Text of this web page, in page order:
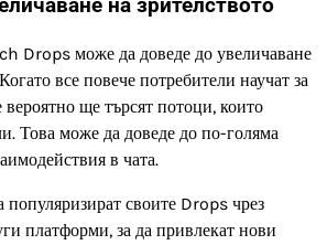
на зрителството
Drops може да доведе до увеличаване
все повече потребители научат за
ще търсят потоци, които
Това може да доведе до по-голяма
в чата.
своите Drops чрез
платформи, за да привлекат нови